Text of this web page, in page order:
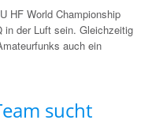
HF World Championship
in der Luft sein. Gleichzeitig
auch ein
sucht